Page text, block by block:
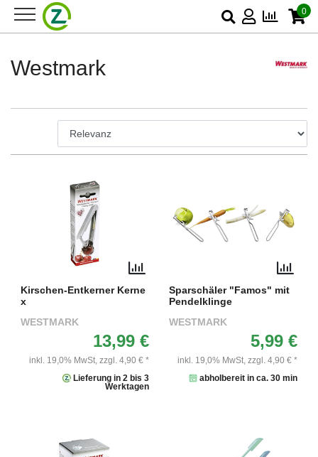
0
Westmark
Kirschen-Entkerner Kerne
x
WESTMARK
13,99 €
inkl. 19,0% MwSt, zzgl. 4,90 € *
Lieferung in 2 bis 3
Werktagen
Sparschäler "Famos" mit
Pendelklinge
WESTMARK
5,99 €
inkl. 19,0% MwSt, zzgl. 4,90 € *
abholbereit in ca. 30 min